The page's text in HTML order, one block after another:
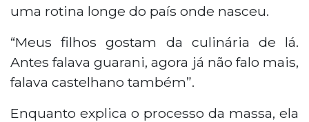
uma rotina longe do país onde nasceu.
“Meus filhos gostam da culinária de lá.
Antes falava guarani, agora já não falo mais,
falava castelhano também”.
Enquanto explica o processo da massa, ela